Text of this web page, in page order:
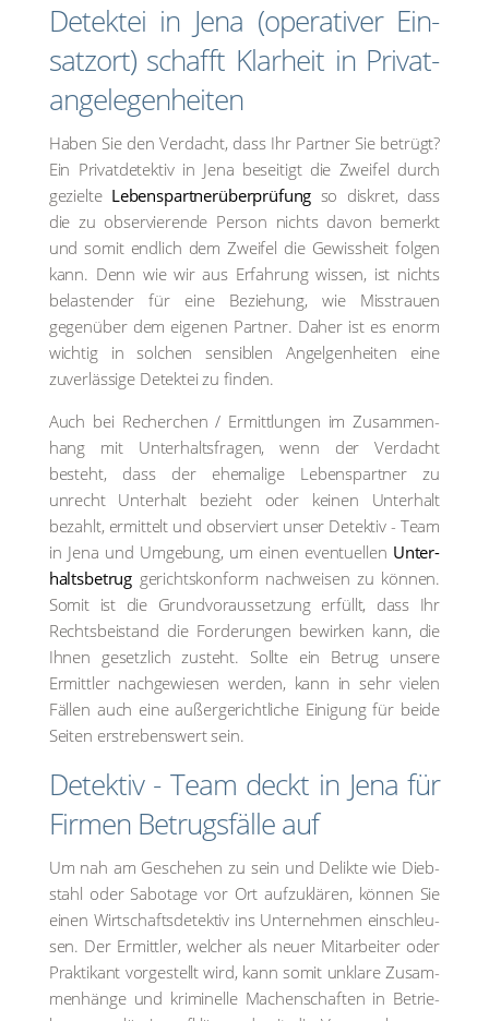
Detek­tei in Jena (ope­ra­ti­ver Ein­
satz­ort) schafft Klar­heit in Pri­vat­
an­ge­le­gen­hei­ten
Haben Sie den Ver­dacht, dass Ihr Part­ner Sie betrügt?
Ein Pri­vat­de­tek­tiv in Jena besei­tigt die Zwei­fel durch
geziel­te Lebens­part­ner­über­prü­fung so dis­kret, dass
die zu obser­vie­ren­de Per­son nichts davon bemerkt
und somit end­lich dem Zwei­fel die Gewiss­heit fol­gen
kann. Denn wie wir aus Erfah­rung wis­sen, ist nichts
belas­ten­der für eine Bezie­hung, wie Miss­trau­en
gegen­über dem eige­nen Part­ner. Daher ist es enorm
wich­tig in sol­chen sen­si­blen Angel­gen­hei­ten eine
zuver­läs­si­ge Detek­tei zu fin­den.
Auch bei Recher­chen / Ermitt­lun­gen im Zusam­men­
hang mit Unter­halts­fra­gen, wenn der Ver­dacht
besteht, dass der ehe­ma­li­ge Lebens­part­ner zu
unrecht Unter­halt bezieht oder kei­nen Unter­halt
bezahlt, ermit­telt und obser­viert unser Detek­tiv - Team
in Jena und Umge­bung, um einen even­tu­el­len Unter­
halts­be­trug gerichts­kon­form nach­wei­sen zu kön­nen.
Somit ist die Grund­vor­aus­set­zung erfüllt, dass Ihr
Rechts­bei­stand die For­de­run­gen bewir­ken kann, die
Ihnen gesetz­lich zusteht. Soll­te ein Betrug unse­re
Ermitt­ler nach­ge­wie­sen wer­den, kann in sehr vie­len
Fäl­len auch eine außer­ge­richt­li­che Eini­gung für bei­de
Sei­ten erstre­bens­wert sein.
Detek­tiv - Team deckt in Jena für
Fir­men Betrugs­fäl­le auf
Um nah am Gesche­hen zu sein und Delik­te wie Dieb­
stahl oder Sabo­ta­ge vor Ort auf­zu­klä­ren, kön­nen Sie
einen Wirt­schafts­de­tek­tiv ins Unter­neh­men ein­schleu­
sen. Der Ermitt­ler, wel­cher als neu­er Mit­ar­bei­ter oder
Prak­ti­kant vor­ge­stellt wird, kann somit unkla­re Zusam­
men­hän­ge und kri­mi­nel­le Machen­schaf­ten in Betrie­